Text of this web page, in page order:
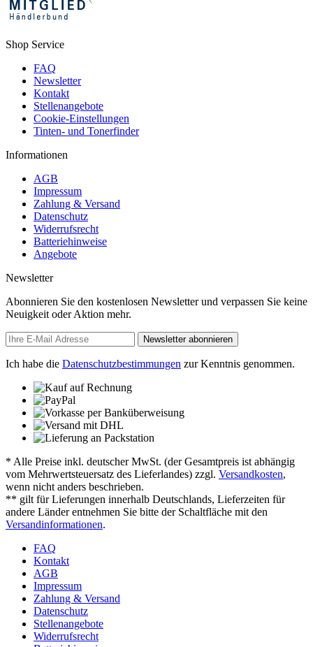
Shop Service
FAQ
Newsletter
Kontakt
Stellenangebote
Cookie-Einstellungen
Tinten- und Tonerfinder
Informationen
AGB
Impressum
Zahlung & Versand
Datenschutz
Widerrufsrecht
Batteriehinweise
Angebote
Newsletter
Abonnieren Sie den kostenlosen Newsletter und verpassen Sie keine
Neuigkeit oder Aktion mehr.
Newsletter abonnieren
Ich habe die Datenschutzbestimmungen zur Kenntnis genommen.
* Alle Preise inkl. deutscher MwSt. (der Gesamtpreis ist abhängig
vom Mehrwertsteuersatz des Lieferlandes) zzgl. Versandkosten,
wenn nicht anders beschrieben.
** gilt für Lieferungen innerhalb Deutschlands, Lieferzeiten für
andere Länder entnehmen Sie bitte der Schaltfläche mit den
Versandinformationen.
FAQ
Kontakt
AGB
Impressum
Zahlung & Versand
Datenschutz
Stellenangebote
Widerrufsrecht